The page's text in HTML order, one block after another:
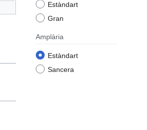
Estàndart
Gran
Amplària
Estàndart
Sancera